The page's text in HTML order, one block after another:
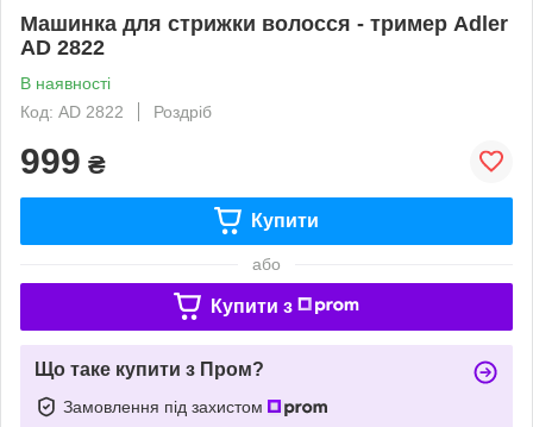
Машинка для стрижки волосся - тример Adler
AD 2822
В наявності
Код: AD 2822
Роздріб
999 ₴
Купити
або
Купити з
Що таке купити з Пром?
Замовлення під захистом